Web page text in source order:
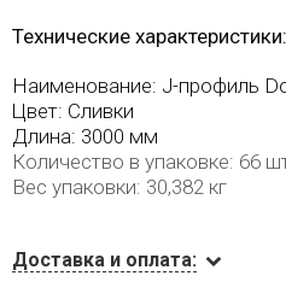
Технические характеристики:
Наименование: J-профиль
Цвет: Сливки
Длина: 3000 мм
Количество в упаковке: 66
Вес упаковки: 30,382 кг
Доставка и оплата: